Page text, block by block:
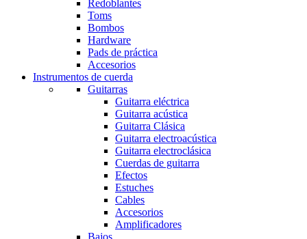
Redoblantes
Toms
Bombos
Hardware
Pads de práctica
Accesorios
Instrumentos de cuerda
Guitarras
Guitarra eléctrica
Guitarra acústica
Guitarra Clásica
Guitarra electroacústica
Guitarra electroclásica
Cuerdas de guitarra
Efectos
Estuches
Cables
Accesorios
Amplificadores
Bajos